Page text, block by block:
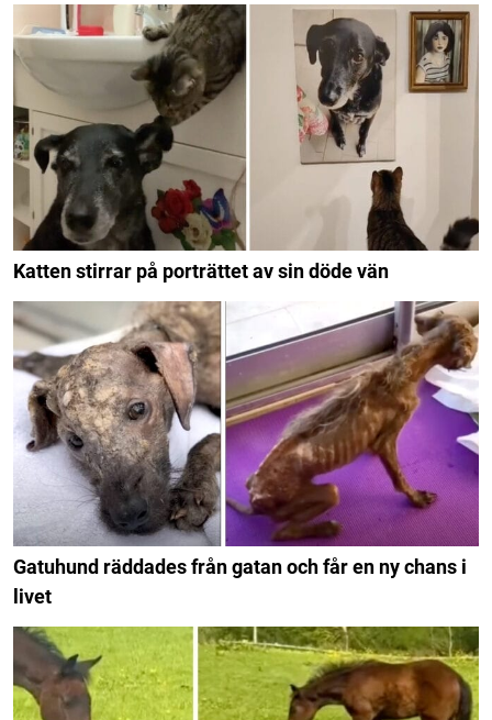
Katten stirrar på porträttet av sin döde vän
Gatuhund räddades från gatan och får en ny chans i
livet